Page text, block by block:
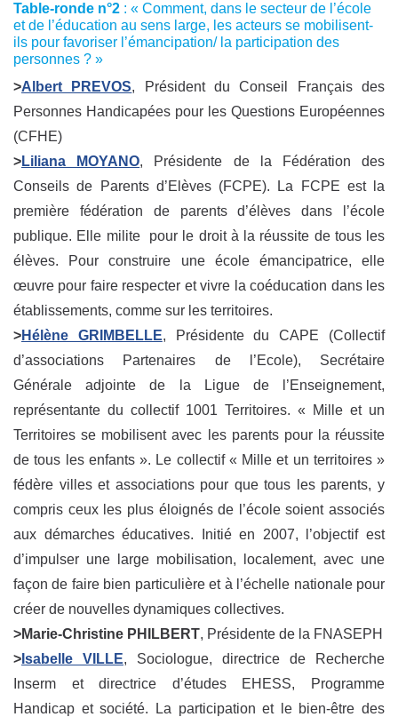
Table-ronde n°2 : « Comment, dans le secteur de l’école
et de l’éducation au sens large, les acteurs se mobilisent-
ils pour favoriser l’émancipation/ la participation des
personnes ? »
>Albert PREVOS, Président du Conseil Français des
Personnes Handicapées pour les Questions Européennes
(CFHE)
>Liliana MOYANO, Présidente de la Fédération des
Conseils de Parents d’Elèves (FCPE). La FCPE est la
première fédération de parents d’élèves dans l’école
publique. Elle milite pour le droit à la réussite de tous les
élèves. Pour construire une école émancipatrice, elle
œuvre pour faire respecter et vivre la coéducation dans les
établissements, comme sur les territoires.
>Hélène GRIMBELLE, Présidente du CAPE (Collectif
d’associations Partenaires de l’Ecole), Secrétaire
Générale adjointe de la Ligue de l’Enseignement,
représentante du collectif 1001 Territoires. « Mille et un
Territoires se mobilisent avec les parents pour la réussite
de tous les enfants ». Le collectif « Mille et un territoires »
fédère villes et associations pour que tous les parents, y
compris ceux les plus éloignés de l’école soient associés
aux démarches éducatives. Initié en 2007, l’objectif est
d’impulser une large mobilisation, localement, avec une
façon de faire bien particulière et à l’échelle nationale pour
créer de nouvelles dynamiques collectives.
>Marie-Christine PHILBERT, Présidente de la FNASEPH
> Isabelle VILLE, Sociologue, directrice de Recherche
Inserm et directrice d’études EHESS, Programme
Handicap et société. La participation et le bien-être des